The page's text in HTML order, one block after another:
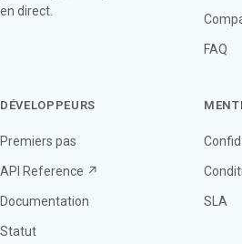
en direct.
FAQ
DÉVELOPPEURS
Premiers pas
API Reference ↗
Documentation
Statut
SLA